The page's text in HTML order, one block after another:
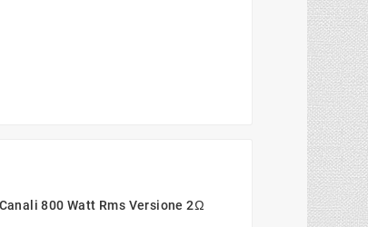
800 Watt Rms Versione 2Ω